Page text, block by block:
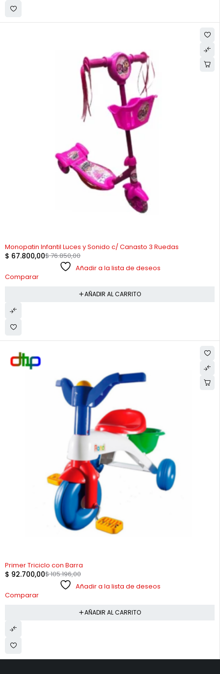
Monopatin Infantil Luces y Sonido c/ Canasto 3 Ruedas
$76.850,00
$ 67.800,00
Añadir a la lista de deseos
Comparar
AÑADIR AL CARRITO
Primer Triciclo con Barra
$105.196,00
$ 92.700,00
Añadir a la lista de deseos
Comparar
AÑADIR AL CARRITO